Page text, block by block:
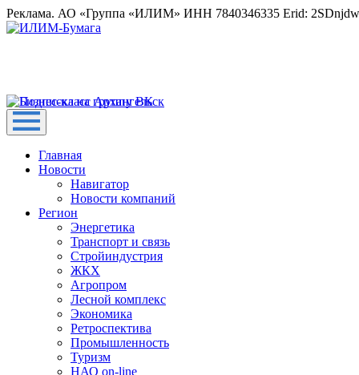
Реклама. АО «Группа «ИЛИМ» ИНН 7840346335 Erid:
Главная
Новости
Навигатор
Новости компаний
Регион
Энергетика
Транспорт и связь
Стройиндустрия
ЖКХ
Агропром
Лесной комплекс
Экономика
Ретроспектива
Промышленность
Туризм
НАО on-line